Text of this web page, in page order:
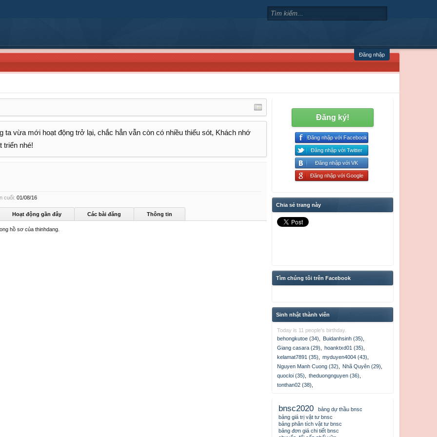
Đăng nhập
ta vừa mới hoạt động trở lại, chắc hẳn vẫn còn có nhiều thiếu sót, Khách nhớ
triển nhé!
cuối: 01/08/16
Hoạt động gần đây Các bài đăng Thông tin
hồ sơ của thinhdang.
Đăng ký!
Đăng nhập với Facebook
Đăng nhập với Twitter
Đăng nhập với VK
Đăng nhập với Google
Chia sẻ trang này
Tìm chúng tôi trên Facebook
Sinh nhật thành viên
Today is 11 people's birthday.
behongkutoe (34)
Buidanhsinh (35)
Giang casara (29)
hoanktxd01 (35)
kelamat7891 (35)
myduyen4004 (43)
Nguyen Manh Cuong (32)
Nhã Quyên (29)
quocloi (35)
theduongnguyen (36)
tonthan02 (38)
bnsc2020
bảng dự thầu bnsc
bảng giá trị vật tư bnsc
bảng phân tích vật tư bnsc
bảng đơn giá chi tiết bnsc